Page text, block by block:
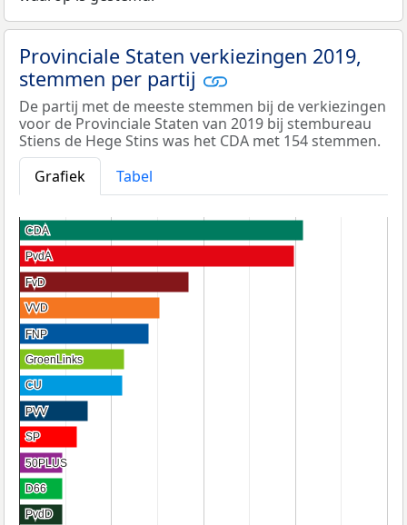
Provinciale Staten verkiezingen 2019,
stemmen per partij
De partij met de meeste stemmen bij de verkiezingen
voor de Provinciale Staten van 2019 bij stembureau
Stiens de Hege Stins was het CDA met 154 stemmen.
Grafiek
Tabel
CDA
CDA
PvdA
PvdA
FvD
FvD
VVD
VVD
FNP
FNP
GroenLinks
GroenLinks
CU
CU
PVV
PVV
SP
SP
50PLUS
50PLUS
D66
D66
PvdD
PvdD